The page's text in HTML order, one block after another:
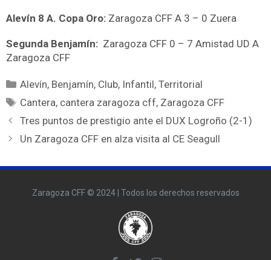
Alevín 8 A. Copa Oro: Zaragoza CFF A 3 – 0 Zuera
Segunda Benjamín: Zaragoza CFF 0 – 7 Amistad UD A
Zaragoza CFF
Alevín, Benjamín, Club, Infantil,Territorial
Cantera, cantera zaragoza cff, Zaragoza CFF
Tres puntos de prestigio ante el DUX Logroño (2-1)
Un Zaragoza CFF en alza visita al CE Seagull
Zaragoza CFF © 2024 | Todos los derechos reservados